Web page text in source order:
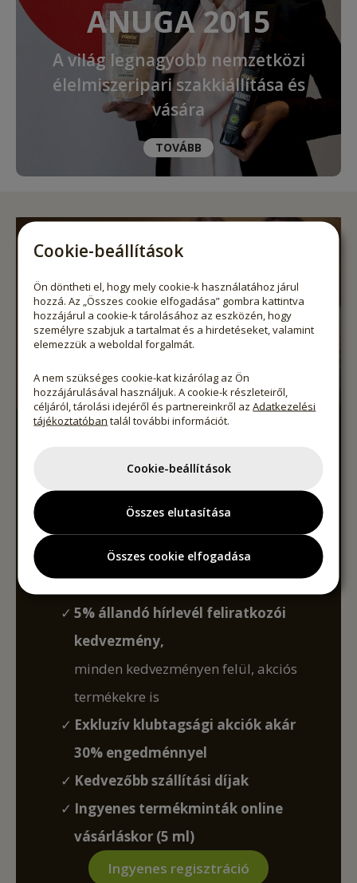
ANUGA 2015
A világ legnagyobb nemzetközi
élelmiszeripari szakkiállítása és
vására
TOVÁBB
KLUBTAG!
5% azonnali klubtag kedvezmény
minden online rendelésre
5% állandó hírlevél feliratkozói
kedvezmény,
minden kedvezményen felül, akciós
termékekre is
Exkluzív klubtagsági akciók akár
30% engedménnyel
Kedvezőbb szállítási díjak
Ingyenes termékminták online
vásárláskor (5 ml)
Ingyenes regisztráció
Cookie-beállítások
Ön döntheti el, hogy mely cookie-k használatához járul
hozzá. Az „Összes cookie elfogadása” gombra kattintva
hozzájárul a cookie-k tárolásához az eszközén, hogy
személyre szabjuk a tartalmat és a hirdetéseket, valamint
elemezzük a weboldal forgalmát.
A nem szükséges cookie-kat kizárólag az Ön
hozzájárulásával használjuk. A cookie-k részleteiről,
céljáról, tárolási idejéről és partnereinkről azAdatkezelési
tájékoztatóban talál további információt.
Cookie-beállítások
Összes elutasítása
Összes cookie elfogadása